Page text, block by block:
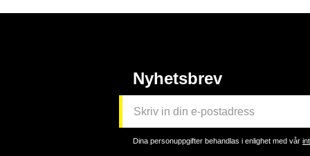
Nyhetsbrev
Dina personuppgifter behandlas i enlighet med vår